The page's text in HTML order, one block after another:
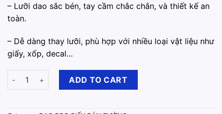
– Lưỡi dao sắc bén, tay cầm chắc chắn, và thiết kế an
toàn.
– Dễ dàng thay lưỡi, phù hợp với nhiều loại vật liệu như
giấy, xốp, decal…
Dao Rọc Giấy Dán Tường quantity
ADD TO CART